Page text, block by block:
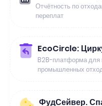
Отчётность по
переплат
EcoCircle:
B2B-платформа для
промышленных
ФудСейвер.